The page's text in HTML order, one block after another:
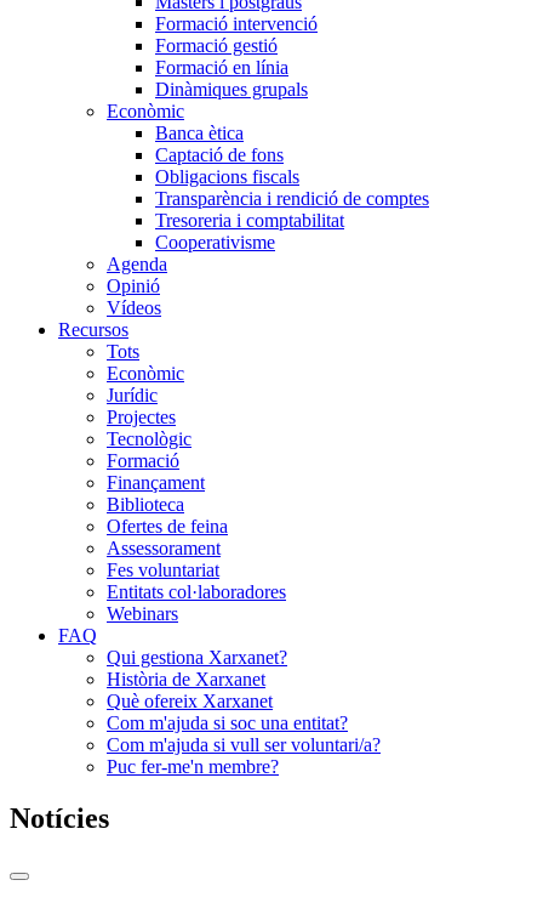
Formació intervenció
Formació gestió
Formació en línia
Dinàmiques grupals
Econòmic
Banca ètica
Captació de fons
Obligacions fiscals
Transparència i rendició de comptes
Tresoreria i comptabilitat
Cooperativisme
Agenda
Opinió
Vídeos
Recursos
Tots
Econòmic
Jurídic
Projectes
Tecnològic
Formació
Finançament
Biblioteca
Ofertes de feina
Assessorament
Fes voluntariat
Entitats col·laboradores
Webinars
FAQ
Qui gestiona Xarxanet?
Història de Xarxanet
Què ofereix Xarxanet
Com m'ajuda si soc una entitat?
Com m'ajuda si vull ser voluntari/a?
Puc fer-me'n membre?
Notícies
Commutador